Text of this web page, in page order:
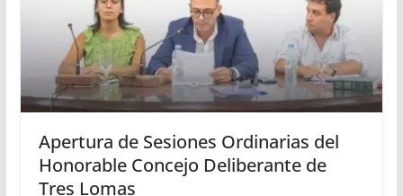
Apertura de Sesiones Ordinarias del
Honorable Concejo Deliberante de
Tres Lomas